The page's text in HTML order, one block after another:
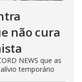
não cura
NEWS que as
temporário